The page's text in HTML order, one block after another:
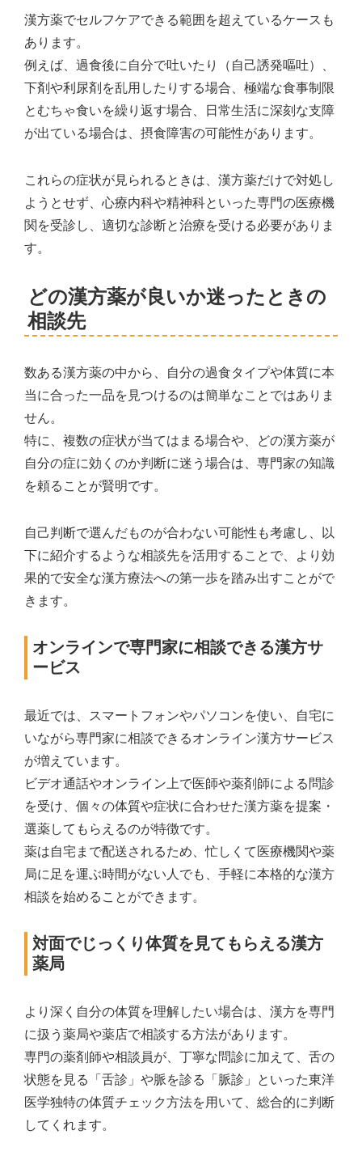
漢方薬でセルフケアできる範囲を超えているケースも
あります。
例えば、過食後に自分で吐いたり（自己誘発嘔吐）、
下剤や利尿剤を乱用したりする場合、極端な食事制限
とむちゃ食いを繰り返す場合、日常生活に深刻な支障
が出ている場合は、摂食障害の可能性があります。
これらの症状が見られるときは、漢方薬だけで対処し
ようとせず、心療内科や精神科といった専門の医療機
関を受診し、適切な診断と治療を受ける必要がありま
す。
どの漢方薬が良いか迷ったときの
相談先
数ある漢方薬の中から、自分の過食タイプや体質に本
当に合った一品を見つけるのは簡単なことではありま
せん。
特に、複数の症状が当てはまる場合や、どの漢方薬が
自分の症に効くのか判断に迷う場合は、専門家の知識
を頼ることが賢明です。
自己判断で選んだものが合わない可能性も考慮し、以
下に紹介するような相談先を活用することで、より効
果的で安全な漢方療法への第一歩を踏み出すことがで
きます。
オンラインで専門家に相談できる漢方サ
ービス
最近では、スマートフォンやパソコンを使い、自宅に
いながら専門家に相談できるオンライン漢方サービス
が増えています。
ビデオ通話やオンライン上で医師や薬剤師による問診
を受け、個々の体質や症状に合わせた漢方薬を提案・
選薬してもらえるのが特徴です。
薬は自宅まで配送されるため、忙しくて医療機関や薬
局に足を運ぶ時間がない人でも、手軽に本格的な漢方
相談を始めることができます。
対面でじっくり体質を見てもらえる漢方
薬局
より深く自分の体質を理解したい場合は、漢方を専門
に扱う薬局や薬店で相談する方法があります。
専門の薬剤師や相談員が、丁寧な問診に加えて、舌の
状態を見る「舌診」や脈を診る「脈診」といった東洋
医学独特の体質チェック方法を用いて、総合的に判断
してくれます。